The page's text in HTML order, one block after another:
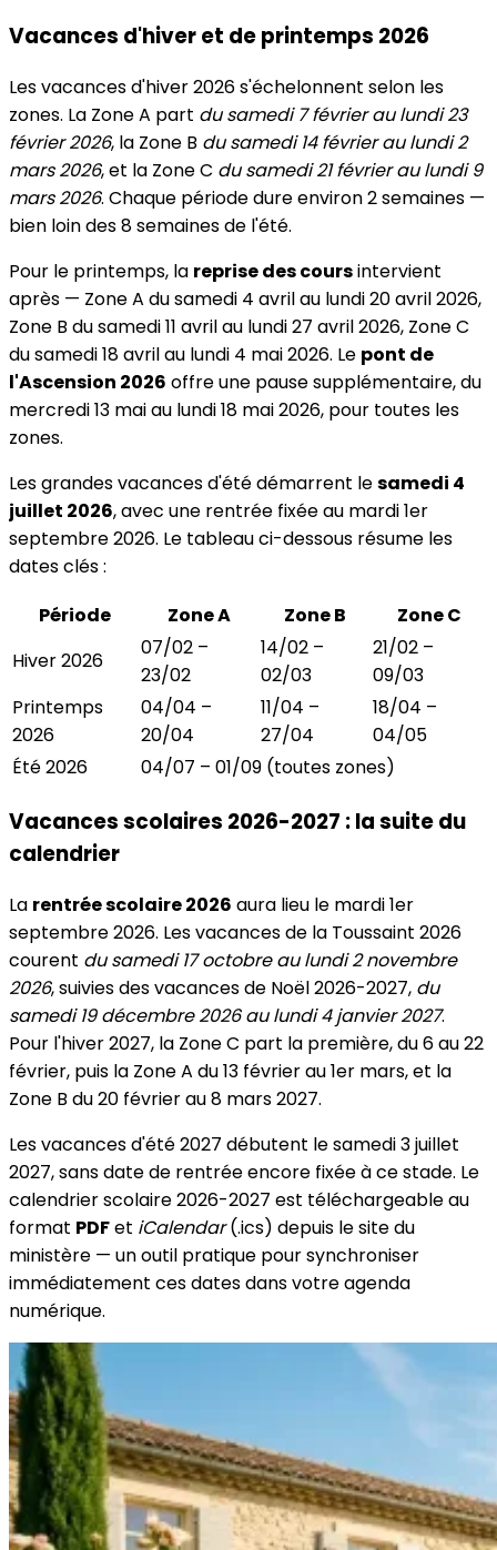
Vacances d'hiver et de printemps 2026
Les vacances d'hiver 2026 s'échelonnent selon les
zones. La Zone A part du samedi 7 février au lundi 23
février 2026, la Zone B du samedi 14 février au lundi 2
mars 2026, et la Zone C du samedi 21 février au lundi 9
mars 2026. Chaque période dure environ 2 semaines —
bien loin des 8 semaines de l'été.
Pour le printemps, la reprise des coursintervient
après — Zone A du samedi 4 avril au lundi 20 avril 2026,
Zone B du samedi 11 avril au lundi 27 avril 2026, Zone C
du samedi 18 avril au lundi 4 mai 2026. Le pont de
l'Ascension 2026 offre une pause supplémentaire, du
mercredi 13 mai au lundi 18 mai 2026, pour toutes les
zones.
Les grandes vacances d'été démarrent lesamedi 4
juillet 2026, avec une rentrée fixée au mardi 1er
septembre 2026. Le tableau ci-dessous résume les
dates clés :
Période
Zone A Zone B
Zone C
Hiver 2026
07/02 –
23/02
14/02 –
02/03
21/02 –
09/03
Printemps
2026
04/04 –
20/04
11/04 –
27/04
18/04 –
04/05
Été 2026
04/07 – 01/09 (toutes zones)
Vacances scolaires 2026-2027 : la suite du
calendrier
La rentrée scolaire 2026 aura lieu le mardi 1er
septembre 2026. Les vacances de la Toussaint 2026
courent du samedi 17 octobre au lundi 2 novembre
2026, suivies des vacances de Noël 2026-2027, du
samedi 19 décembre 2026 au lundi 4 janvier 2027.
Pour l'hiver 2027, la Zone C part la première, du 6 au 22
février, puis la Zone A du 13 février au 1er mars, et la
Zone B du 20 février au 8 mars 2027.
Les vacances d'été 2027 débutent le samedi 3 juillet
2027, sans date de rentrée encore fixée à ce stade. Le
calendrier scolaire 2026-2027 est téléchargeable au
format PDFet iCalendar(.ics) depuis le site du
ministère — un outil pratique pour synchroniser
immédiatement ces dates dans votre agenda
numérique.